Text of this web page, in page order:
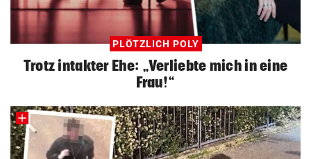
PLÖTZLICH POLY
Trotz intakter Ehe: „Verliebte mich in eine
Frau!“